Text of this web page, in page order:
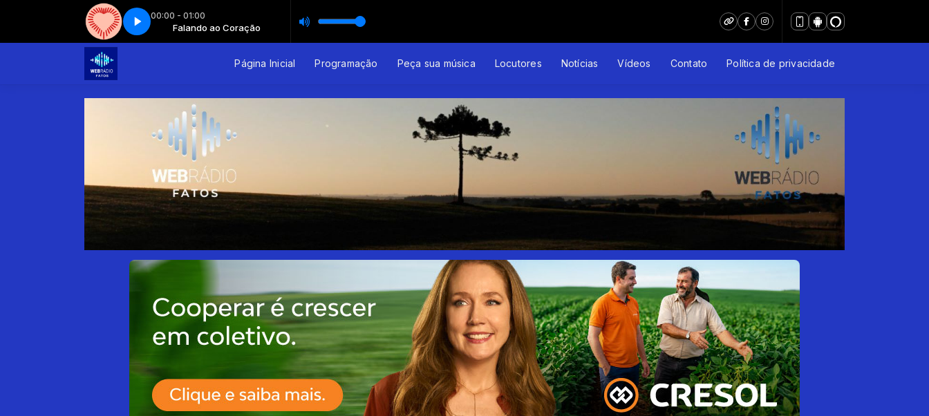
00:00 - 01:00
Falando ao Coração Falando ao Coração
Falando ao coração - Parte 1 Falando ao coração - Parte 1
Página Inicial Programação Peça sua música Locutores Notícias Vídeos Contato Política de privacidade